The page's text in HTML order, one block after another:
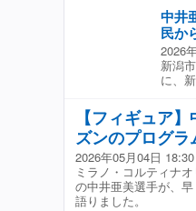
ます。
た。
ナウ
いる
が終
とう
りで
受け
「い
いが
て、
帰っ
間。
選手
中井
民か
2026
新潟
に、
日本
る『
選手
八一
で、
うこ
通っ
【フィギュア
ズンのプログラ
2026年05月04日 18:30
ミラノ・コルティナ
の中井亜美選手が、
語りました。